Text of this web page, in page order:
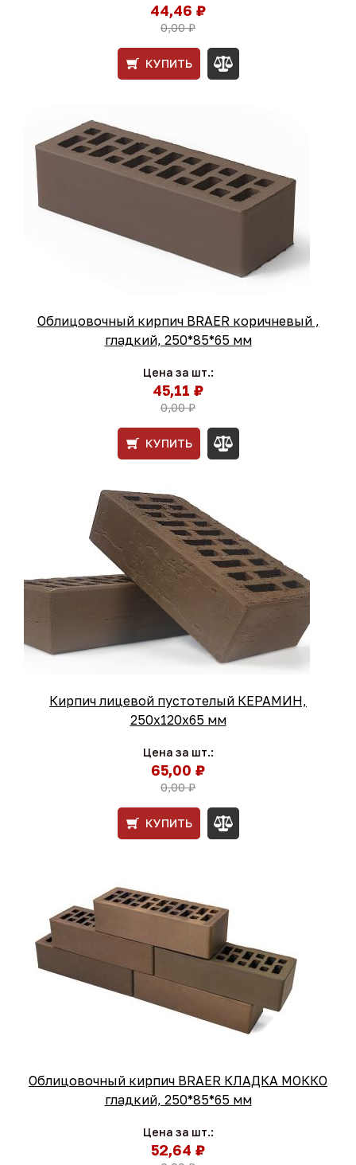
44,46 ₽
0,00 ₽
КУПИТЬ
Облицовочный кирпич BRAER коричневый ,
гладкий, 250*85*65 мм
Цена за шт.:
45,11 ₽
0,00 ₽
КУПИТЬ
Кирпич лицевой пустотелый КЕРАМИН,
250х120х65 мм
Цена за шт.:
65,00 ₽
0,00 ₽
КУПИТЬ
Облицовочный кирпич BRAER КЛАДКА МОККО
гладкий, 250*85*65 мм
Цена за шт.:
52,64 ₽